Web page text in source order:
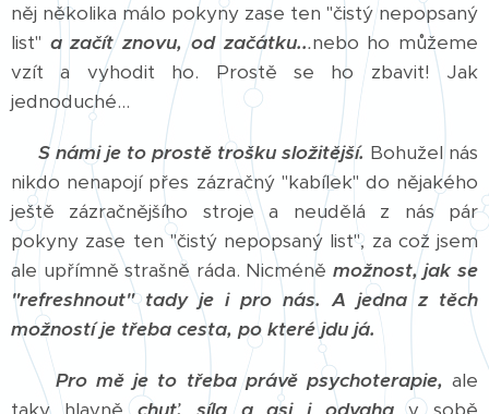
něj několika málo pokyny zase ten "čistý nepopsaný
list" a začít znovu, od začátku...nebo ho můžeme
vzít a vyhodit ho. Prostě se ho zbavit! Jak
jednoduché...
S námi je to prostě trošku složitější. Bohužel nás
nikdo nenapojí přes zázračný "kabílek" do nějakého
ještě zázračnějšího stroje a neudělá z nás pár
pokyny zase ten "čistý nepopsaný list", za což jsem
ale upřímně strašně ráda. Nicméně možnost, jak se
"refreshnout" tady je i pro nás. A jedna z těch
možností je třeba cesta, po které jdu já.
Pro mě je to třeba právě psychoterapie, ale